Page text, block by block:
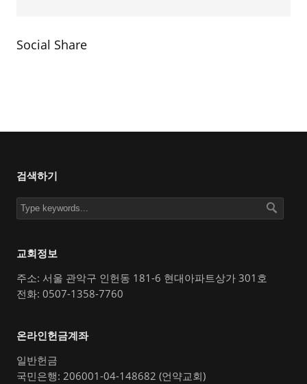
Social Share
검색하기
교회정보
주소: 서울 관악구 인헌동 181-6 현대아파트상가 301호
전화: 0507-1358-7760
온라인헌금계좌
일반헌금
국민은행: 206001-04-148682 (언약교회)